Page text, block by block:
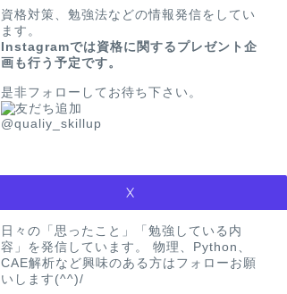
資格対策、勉強法などの情報発信をしてい
ます。
Instagramでは資格に関するプレゼント企
画も行う予定です。
是非フォローしてお待ち下さい。
@qualiy_skillup
X
日々の「思ったこと」「勉強している内
容」を発信しています。 物理、Python、
CAE解析など興味のある方はフォローお願
いします(^^)/